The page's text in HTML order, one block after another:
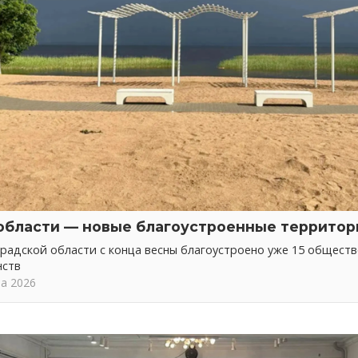
— новые благоустроенные
области с конца весны благоустроено уже 15
2026